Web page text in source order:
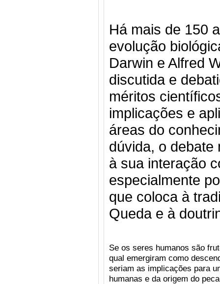
Há mais de 150
evolução
Darwin e Alfred
discutida e
méritos
implicações e
áreas do
dúvida, o debate
à sua interação
especialmente
que coloca à
Queda e à
Se os seres humanos são
qual emergiram como
seriam as implicações para
humanas e da origem do